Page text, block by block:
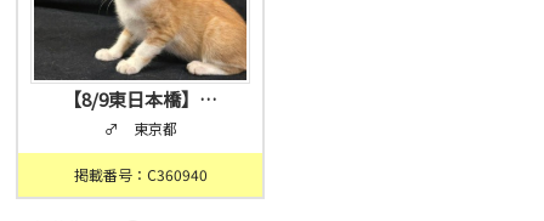
【8/9東日本橋】…
♂ 東京都
掲載番号：C360940